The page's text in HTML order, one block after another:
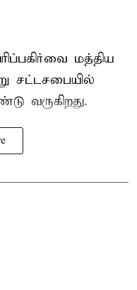
மத்திய
சட்டசபையில்
வருகிறது.